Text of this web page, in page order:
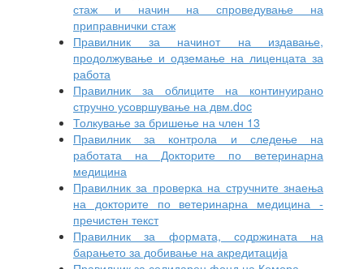
стаж и начин на спроведување на
приправнички стаж
Правилник за начинот на издавање,
продолжување и одземање на лиценцата за
работа
Правилник за облиците на континуирано
стручно усовршување на двм.doc
Толкување за бришење на член 13
Правилник за контрола и следење на
работата на Докторите по ветеринарна
медицина
Правилник за проверка на стручните знаења
на докторите по ветеринарна медицина -
пречистен текст
Правилник за формата, содржината на
барањето за добивање на акредитација